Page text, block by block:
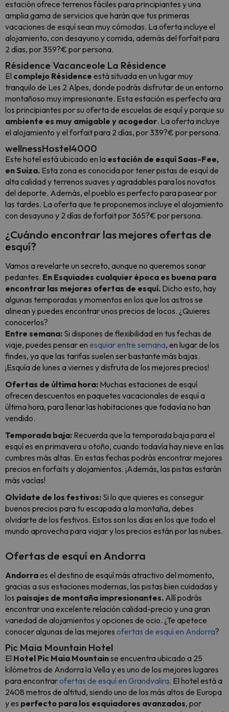
estación ofrece terrenos fáciles para principiantes y una
amplia gama de servicios que harán que tus primeras
vacaciones de esquí sean muy cómodas. La oferta incluye el
alojamiento, con desayuno y comida, además del forfait para
2 días, por 359?€ por persona.
Résidence Vacanceole La Résidence
El complejo Résidence está situada en un lugar muy
tranquilo de Les 2 Alpes, donde podrás disfrutar de un entorno
montañoso muy impresionante. Esta estación es perfecta ara
los principiantes por su oferta de escuelas de esquí y porque su
ambiente es muy amigable y acogedor. La oferta incluye
el alojamiento y el forfait para 2 días, por 339?€ por persona.
wellnessHostel4000
Este hotel está ubicado en la estación de esquí Saas-Fee,
en Suiza. Esta zona es conocida por tener pistas de esquí de
alta calidad y terrenos suaves y agradables para los novatos
del deporte. Además, el pueblo es perfecto para pasear por
las tardes. La oferta que te proponemos incluye el alojamiento
con desayuno y 2 días de forfait por 365?€ por persona.
¿Cuándo encontrar las mejores ofertas de
esquí?
Vamos a revelarte un secreto, aunque no queremos sonar
pedantes. En Esquiades cualquier época es buena para
encontrar las mejores ofertas de esquí. Dicho esto, hay
algunas temporadas y momentos en los que los astros se
alinean y puedes encontrar unos precios de locos. ¿Quieres
conocerlos?
Entre semana: Si dispones de flexibilidad en tus fechas de
viaje, puedes pensar en esquiar entre semana, en lugar de los
findes, ya que las tarifas suelen ser bastante más bajas.
¡Esquía de lunes a viernes y disfruta de los mejores precios!
Ofertas de última hora: Muchas estaciones de esquí
ofrecen descuentos en paquetes vacacionales de esquí a
última hora, para llenar las habitaciones que todavía no han
vendido.
Temporada baja: Recuerda que la temporada baja para el
esquí es en primavera u otoño, cuando todavía hay nieve en las
cumbres más altas. En estas fechas podrás encontrar mejores
precios en forfaits y alojamientos. ¡Además, las pistas estarán
más vacías!
Olvídate de los festivos: Si lo que quieres es conseguir
buenos precios para tu escapada a la montaña, debes
olvidarte de los festivos. Estos son los días en los que todo el
mundo aprovecha para viajar y los precios están por las nubes.
Ofertas de esquí en Andorra
Andorraes el destino de esquí más atractivo del momento,
gracias a sus estaciones modernas, las pistas bien cuidadas y
los paisajes de montaña impresionantes. Allí podrás
encontrar una excelente relación calidad-precio y una gran
variedad de alojamientos y opciones de ocio. ¿Te apetece
conocer algunas de las mejores ofertas de esquí en Andorra?
Pic Maia Mountain Hotel
El Hotel Pic Maia Mountainse encuentra ubicado a 25
kilómetros de Andorra la Vella y es uno de los mejores lugares
para encontrarofertas de esquí en Grandvalira. El hotel está a
2408 metros de altitud, siendo uno de los más altos de Europa
y es perfecto para los esquiadores avanzados, por